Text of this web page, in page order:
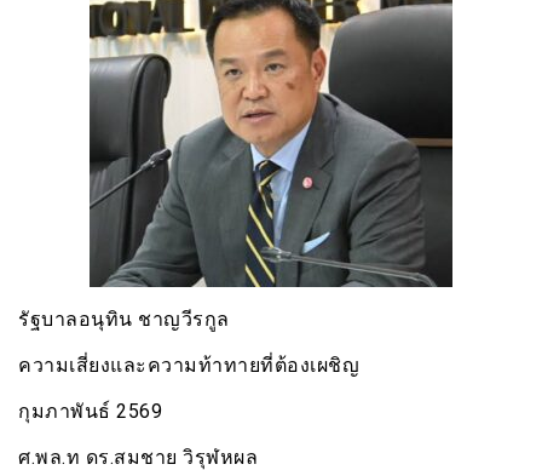
รัฐบาลอนุทิน ชาญวีรกูล
ความเสี่ยงและความท้าทายที่ต้องเผชิญ
กุมภาพันธ์ 2569
ศ.พล.ท ดร.สมชาย วิรุฬหผล